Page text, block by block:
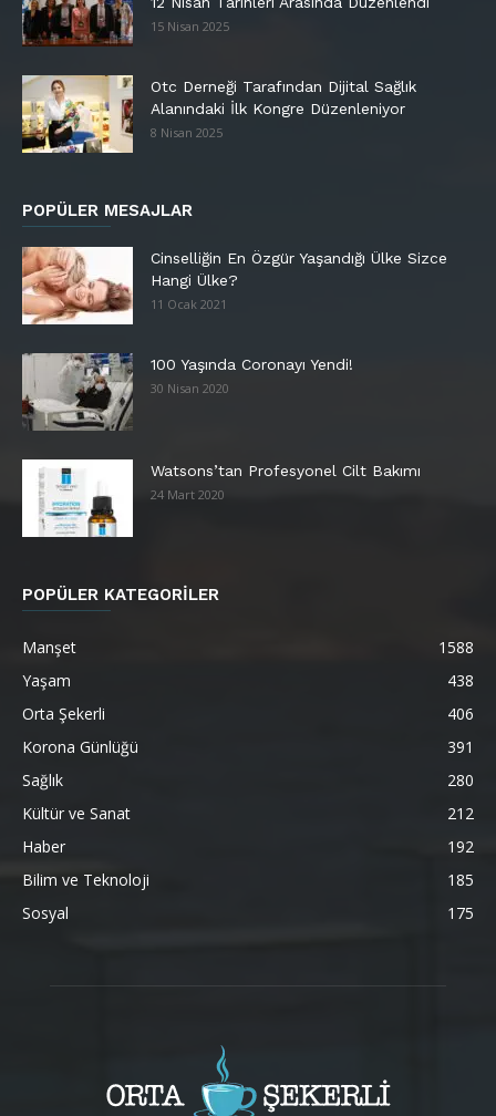
15 Nisan 2025
Otc Derneği Tarafından Dijital Sağlık
Alanındaki İlk Kongre Düzenleniyor
8 Nisan 2025
POPÜLER MESAJLAR
Cinselliğin En Özgür Yaşandığı Ülke Sizce
Hangi Ülke?
11 Ocak 2021
100 Yaşında Coronayı Yendi!
30 Nisan 2020
Watsons’tan Profesyonel Cilt Bakımı
24 Mart 2020
POPÜLER KATEGORİLER
Manşet
1588
Yaşam
438
Orta Şekerli
406
Korona Günlüğü
391
Sağlık
280
Kültür ve Sanat
212
Haber
192
Bilim ve Teknoloji
185
Sosyal
175